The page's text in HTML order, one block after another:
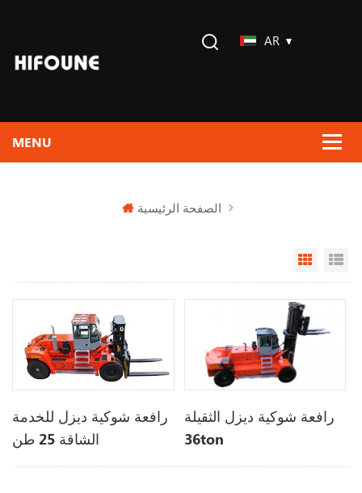
AR
الصفحة الرئيسية
Grid
رافعة شوكية ديزل للخدمة
الشاقة 25 طن
رافعة شوكية ديزل الثقيلة
36ton